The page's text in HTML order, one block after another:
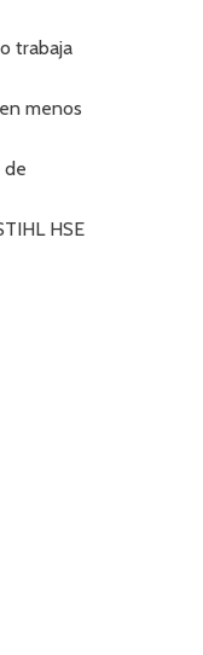
trabaja
menos
de
HSE